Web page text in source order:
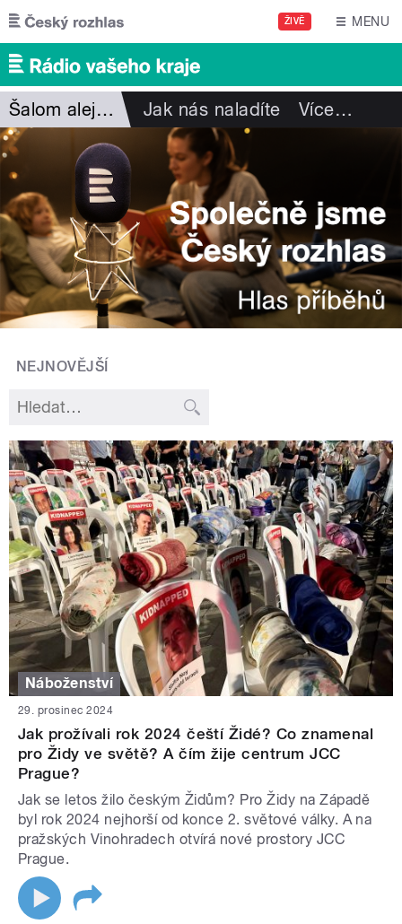
Přejít k hlavnímu obsahu
ŽIVĚ MENU
Šalom alejchem Jak nás naladíte Více…
NEJNOVĚJŠÍ
Náboženství
29. prosinec 2024
Jak prožívali rok 2024 čeští Židé? Co znamenal
pro Židy ve světě? A čím žije centrum JCC
Prague?
Jak se letos žilo českým Židům? Pro Židy na Západě
byl rok 2024 nejhorší od konce 2. světové války. A na
pražských Vinohradech otvírá nové prostory JCC
Prague.